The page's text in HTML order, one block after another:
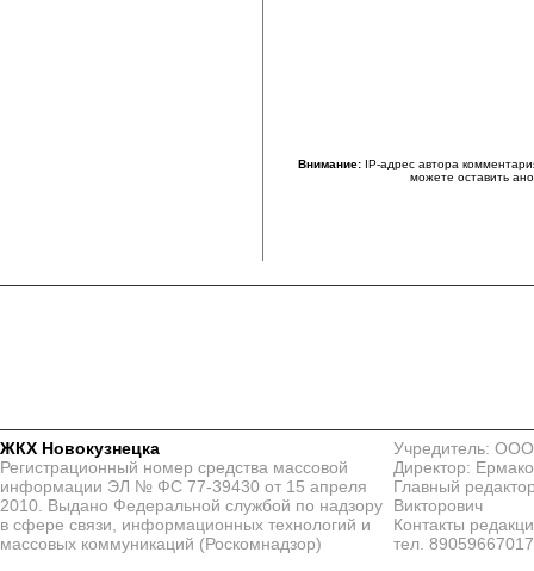
Внимание:IP-адрес автора
можете оставить
ЖКХ Новокузнецка
Регистрационный номер средства массовой
информации ЭЛ № ФС 77-39430 от 15 апреля
2010. Выдано Федеральной службой по надзору
в сфере связи, информационных технологий и
массовых коммуникаций (Роскомнадзор)
Учредитель:
Директор:
Главный
Викторович
Контакты
тел. 89059667017